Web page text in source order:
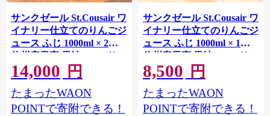
サンクゼール St.Cousair ワ
イナリー仕立てのりんごジ
ュース ふじ 1000ml × 2本
信州産果実 果汁100% サン
クゼール 沖縄県への配送
不可 飲料 果汁飲料 りんご
リンゴ 林檎 ジュース 信州
長野県 飯綱町 [2130]
14,000 円
たまったWAON
POINTで寄附できる！
サンクゼール St.Cousair ワ
イナリー仕立てのりんごジ
ュース ふじ 1000ml × 1本
信州産果実 果汁100% サン
クゼール 沖縄県への配送
不可 飲料 果汁飲料 りんご
リンゴ 林檎 ジュース 信州
長野県 飯綱町 [2129]
8,500 円
たまったWAON
POINTで寄附できる！